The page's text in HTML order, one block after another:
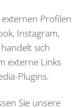
Profilen
Instagram,
sich
externe Links
Plugins.
Sie unsere